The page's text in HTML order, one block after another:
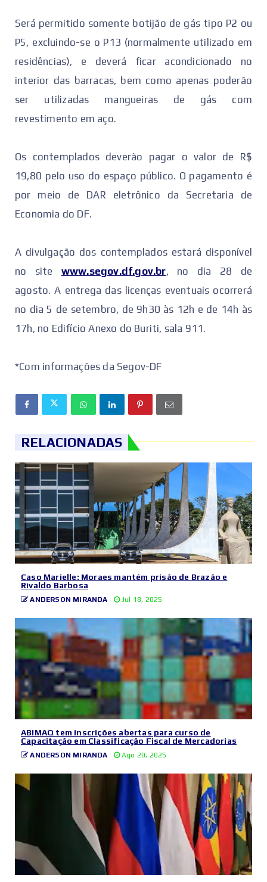
Será permitido somente botijão de gás tipo P2 ou
P5, excluindo-se o P13 (normalmente utilizado em
residências), e deverá ficar acondicionado no
interior das barracas, bem como apenas poderão
ser utilizadas mangueiras de gás com
revestimento em aço.
Os contemplados deverão pagar o valor de R$
19,80 pelo uso do espaço público. O pagamento é
por meio de DAR eletrônico da Secretaria de
Economia do DF.
A divulgação dos contemplados estará disponível
no site www.segov.df.gov.br, no dia 28 de
agosto. A entrega das licenças eventuais ocorrerá
no dia 5 de setembro, de 9h30 às 12h e de 14h às
17h, no Edifício Anexo do Buriti, sala 911.
*Com informações da Segov-DF
RELACIONADAS
Caso Marielle: Moraes mantém prisão de Brazão e
Rivaldo Barbosa
ANDERSON MIRANDA Jul 18, 2025
ABIMAQ tem inscrições abertas para curso de
Capacitação em Classificação Fiscal de Mercadorias
ANDERSON MIRANDA Ago 20, 2025